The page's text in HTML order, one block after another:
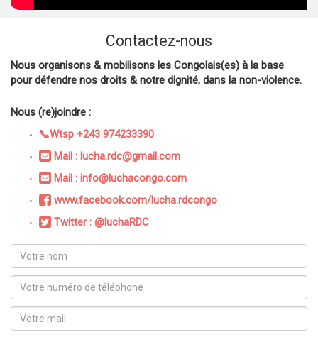
Contactez-nous
Nous organisons & mobilisons les Congolais(es) à la base
pour défendre nos droits & notre dignité, dans la non-violence.
Nous (re)joindre :
📞Wtsp +243 974233390
Mail : lucha.rdc@gmail.com
Mail : info@luchacongo.com
www.facebook.com/lucha.rdcongo
Twitter : @luchaRDC